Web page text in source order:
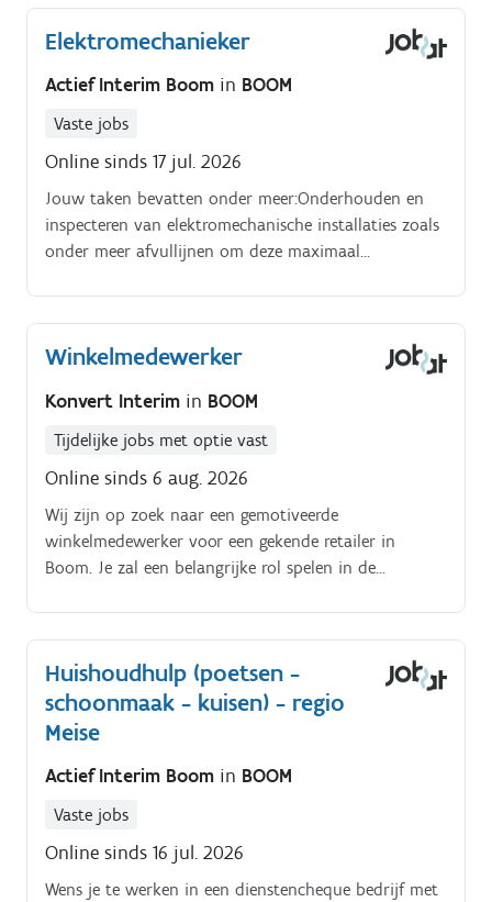
planning en zorgt ervoor dat alle logistieke processen
veilig, efficiënt en kwaliteitsvol verlopen. Coördineren
goederen Verdelen van de dagelijkse werkzaamheden
en bewaken van de planning Aansturen, coachen en
veiligheid, kwaliteit, orde en netheid Uitvoeren van
stockcontroles en verwerken van magazijntransacties
in het ERP-systeem Meedenken over verbeteringen op
het vlak van veiligheid, kwaliteit en efficiëntie De
Elektromechanieker
Actief Interim Boom in BOOM
Vaste jobs
Online sinds 17 jul. 2026
Jouw taken bevatten onder meer:Onderhouden en
inspecteren van elektromechanische installaties zoals
onder meer afvullijnen om deze maximaal
gebouwen.
Winkelmedewerker
Konvert Interim in BOOM
Tijdelijke jobs met optie vast
Online sinds 6 aug. 2026
Wij zijn op zoek naar een gemotiveerde
winkelmedewerker voor een gekende retailer in
Boom. Je zal een belangrijke rol spelen in de
vlotte kassabediening. Je helpt de klanten, met een
glimlach
Huishoudhulp (poetsen -
schoonmaak - kuisen) - regio
Meise
Actief Interim Boom in BOOM
Vaste jobs
Online sinds 16 jul. 2026
Wens je te werken in een dienstencheque bedrijf met